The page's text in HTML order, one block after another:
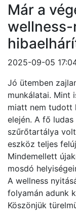
Már a
wellness-
2025-09-05
Jó ütemben
munkálatai. Mint
miatt nem tudott
elején. A fő
szűrőtartálya
eszköz teljes
Mindemellett
mosdó
A wellness
folyamán adunk
Köszönjük